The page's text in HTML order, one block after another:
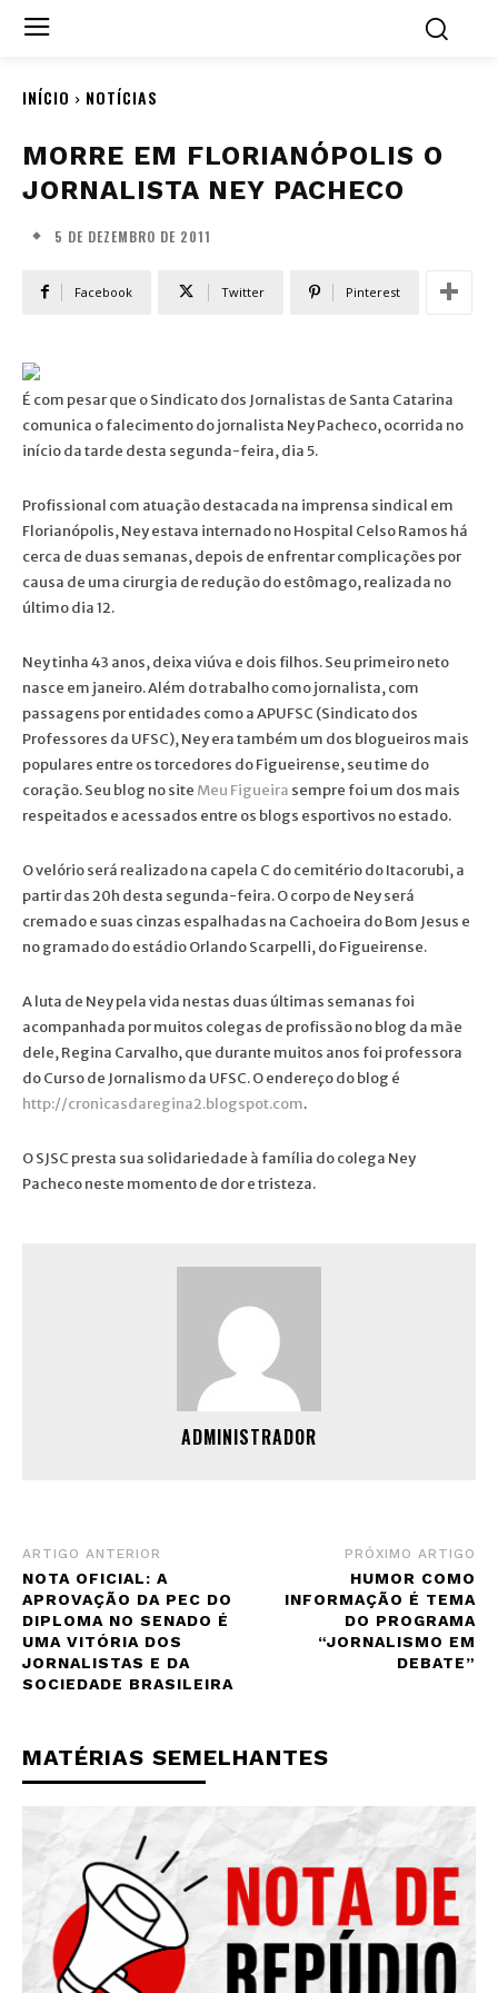
INÍCIO NOTÍCIAS
MORRE EM FLORIANÓPOLIS O
JORNALISTA NEY PACHECO
5 DE DEZEMBRO DE 2011
Facebook Twitter Pinterest
É com pesar que o Sindicato dos Jornalistas de Santa Catarina
comunica o falecimento do jornalista Ney Pacheco, ocorrida no
início da tarde desta segunda-feira, dia 5.
Profissional com atuação destacada na imprensa sindical em
Florianópolis, Ney estava internado no Hospital Celso Ramos há
cerca de duas semanas, depois de enfrentar complicações por
causa de uma cirurgia de redução do estômago, realizada no
último dia 12.
Ney tinha 43 anos, deixa viúva e dois filhos. Seu primeiro neto
nasce em janeiro. Além do trabalho como jornalista, com
passagens por entidades como a APUFSC (Sindicato dos
Professores da UFSC), Ney era também um dos blogueiros mais
populares entre os torcedores do Figueirense, seu time do
coração. Seu blog no site Meu Figueira sempre foi um dos mais
respeitados e acessados entre os blogs esportivos no estado.
O velório será realizado na capela C do cemitério do Itacorubi, a
partir das 20h desta segunda-feira. O corpo de Ney será
cremado e suas cinzas espalhadas na Cachoeira do Bom Jesus e
no gramado do estádio Orlando Scarpelli, do Figueirense.
A luta de Ney pela vida nestas duas últimas semanas foi
acompanhada por muitos colegas de profissão no blog da mãe
dele, Regina Carvalho, que durante muitos anos foi professora
do Curso de Jornalismo da UFSC. O endereço do blog é
http://cronicasdaregina2.blogspot.com.
O SJSC presta sua solidariedade à família do colega Ney
Pacheco neste momento de dor e tristeza.
ADMINISTRADOR
ARTIGO ANTERIOR
NOTA OFICIAL: A
APROVAÇÃO DA PEC DO
DIPLOMA NO SENADO É
UMA VITÓRIA DOS
JORNALISTAS E DA
SOCIEDADE BRASILEIRA
PRÓXIMO ARTIGO
HUMOR COMO
INFORMAÇÃO É TEMA
DO PROGRAMA
“JORNALISMO EM
DEBATE”
MATÉRIAS SEMELHANTES